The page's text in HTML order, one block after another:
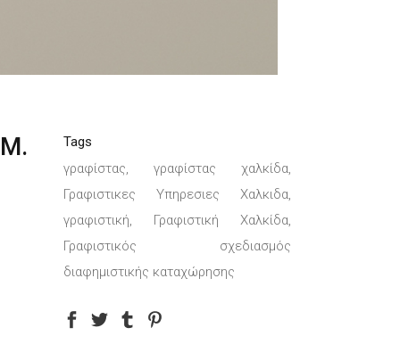
Tags
γραφίστας, γραφίστας χαλκίδα,
Γραφιστικες Υπηρεσιες Χαλκιδα,
γραφιστική, Γραφιστική Χαλκίδα,
Γραφιστικός σχεδιασμός
διαφημιστικής καταχώρησης